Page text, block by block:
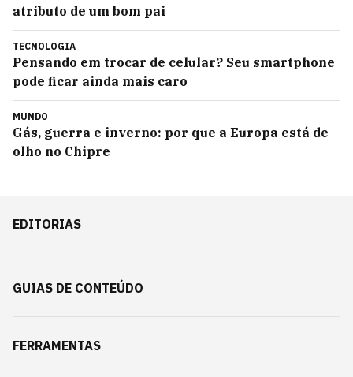
atributo de um bom pai
TECNOLOGIA
Pensando em trocar de celular? Seu smartphone
pode ficar ainda mais caro
MUNDO
Gás, guerra e inverno: por que a Europa está de
olho no Chipre
EDITORIAS
GUIAS DE CONTEÚDO
FERRAMENTAS